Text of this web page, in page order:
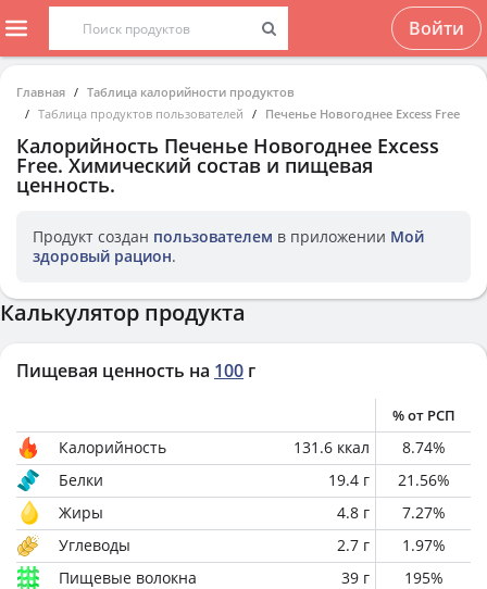
Войти
Главная
Таблица калорийности продуктов
Таблица продуктов пользователей
Печенье Новогоднее Excess Free
Калорийность Печенье Новогоднее Excess
Free. Химический состав и пищевая
ценность.
Продукт создан пользователем в приложении Мой
здоровый рацион.
Калькулятор продукта
Пищевая ценность на 100 г
% от РСП
Калорийность 131.6 ккал 8.74%
Белки
19.4 г 21.56%
Жиры
4.8 г 7.27%
Углеводы
2.7 г 1.97%
Пищевые волокна
39 г 195%